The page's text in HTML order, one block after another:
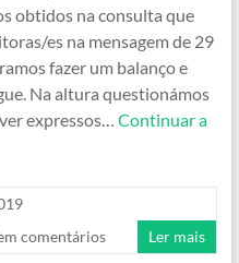
obtidos na consulta que
es na mensagem de 29
fazer um balanço e
Na altura questionámos
expressos… Continuar a
comentários Ler mais